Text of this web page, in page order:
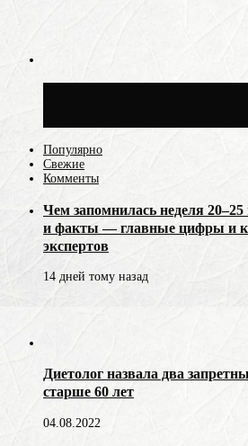
Популярно
Свежие
Комменты
Чем запомнилась неделя
и факты — главные цифры и
экспертов
14 дней тому назад
Диетолог назвала два
старше 60 лет
04.08.2022